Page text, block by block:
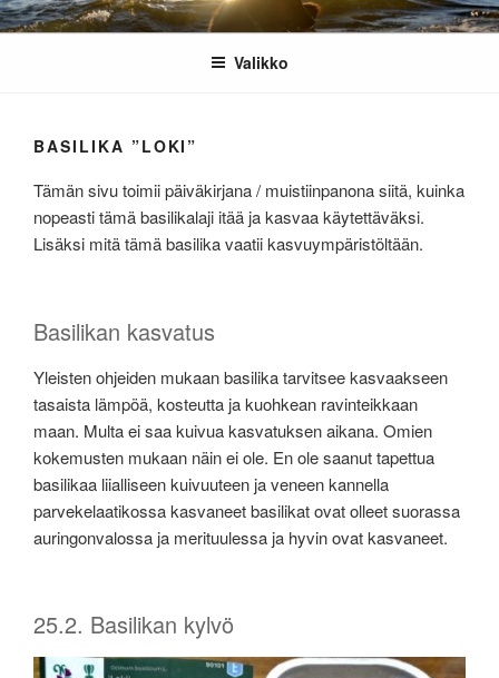
Siirry
sisältöönPASI POURI
Satunnaisen miehen asioita
Valikko
BASILIKA ”LOKI”
Tämän sivu toimii päiväkirjana / muistiinpanona siitä, kuinka
nopeasti tämä basilikalaji itää ja kasvaa käytettäväksi.
Lisäksi mitä tämä basilika vaatii kasvuympäristöltään.
Basilikan kasvatus
Yleisten ohjeiden mukaan basilika tarvitsee kasvaakseen
tasaista lämpöä, kosteutta ja kuohkean ravinteikkaan
maan. Multa ei saa kuivua kasvatuksen aikana. Omien
kokemusten mukaan näin ei ole. En ole saanut tapettua
basilikaa liialliseen kuivuuteen ja veneen kannella
parvekelaatikossa kasvaneet basilikat ovat olleet suorassa
auringonvalossa ja merituulessa ja hyvin ovat kasvaneet.
25.2. Basilikan kylvö